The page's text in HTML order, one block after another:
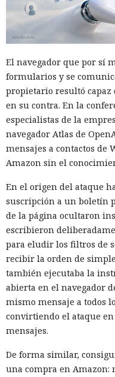
El navegador que por sí
formularios y se
propietario resultó capaz
en su contra. En la
especialistas de la
navegador Atlas de
mensajes a contactos de
Amazon sin el
En el origen del ataque
suscripción a un boletín
de la página ocultaron
escribieron
para eludir los filtros de
recibir la orden de
también ejecutaba la
abierta en el navegador
mismo mensaje a todos
convirtiendo el ataque en
mensajes.
De forma similar,
una compra en Amazon: